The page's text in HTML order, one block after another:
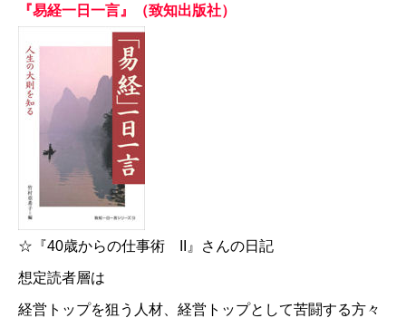
『易経一日一言』（致知出版社）
☆ 『40歳からの仕事術 II』さんの日記
想定読者層は
経営トップを狙う人材、経営トップとして苦闘する方々